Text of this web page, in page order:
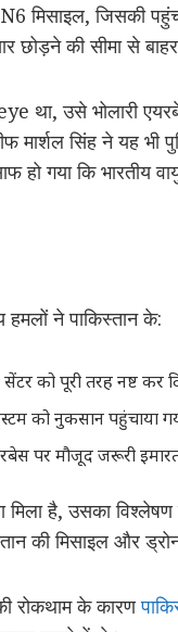
मिसाइल, जिसकी
छोड़ने की सीमा से
था, उसे भोलारी
मार्शल सिंह ने यह
हो गया कि भारतीय
हमलों ने पाकिस्तान के:
को पूरी तरह नष्ट कर
को नुकसान पहुंचाया
पर मौजूद जरूरी
मिला है, उसका
की मिसाइल और
रोकथाम के कारण